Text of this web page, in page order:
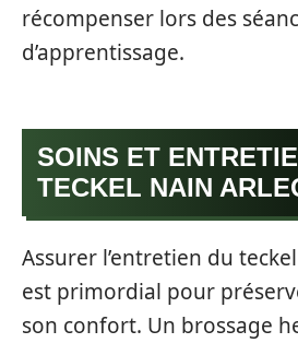
récompenser lors des
d’apprentissage.
SOINS ET
TECKEL NAIN
Assurer l’entretien du
est primordial pour
son confort. Un brossage